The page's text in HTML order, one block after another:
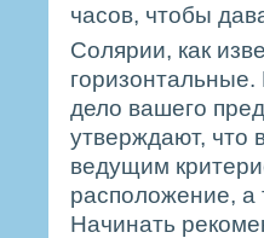
часов, чтобы
Солярии, как
дело вашего
утверждают, что
ведущим
расположение, а
Начинать